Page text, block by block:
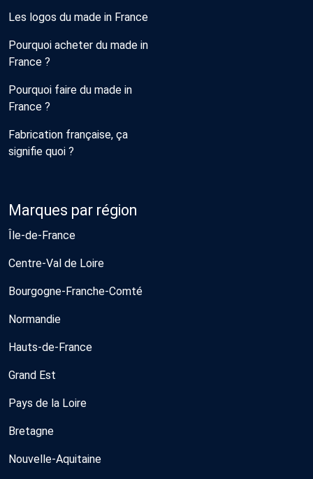
Les logos du made in France
Pourquoi acheter du made in
France ?
Pourquoi faire du made in
France ?
Fabrication française, ça
signifie quoi ?
Marques par région
Île-de-France
Centre-Val de Loire
Bourgogne-Franche-Comté
Normandie
Hauts-de-France
Grand Est
Pays de la Loire
Bretagne
Nouvelle-Aquitaine